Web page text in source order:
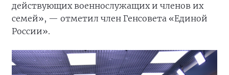
действующих военнослужащих и членов их
семей», — отметил член Генсовета «Единой
России».